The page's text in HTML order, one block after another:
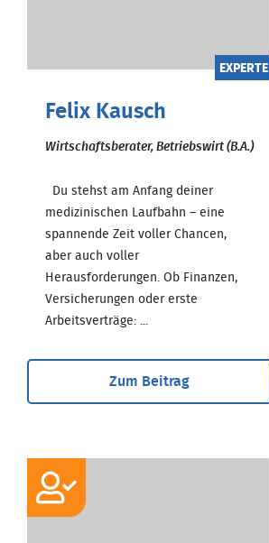
EXPERTE
Felix Kausch
Wirtschaftsberater, Betriebswirt (B.A.)
Du stehst am Anfang deiner
medizinischen Laufbahn – eine
spannende Zeit voller Chancen,
aber auch voller
Herausforderungen. Ob Finanzen,
Versicherungen oder erste
Arbeitsverträge: ...
Zum Beitrag